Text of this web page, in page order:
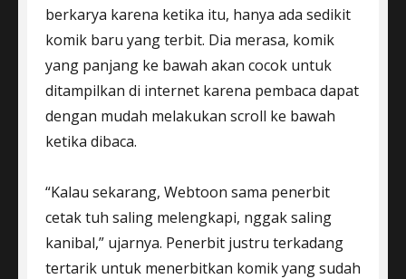
berkarya karena ketika itu, hanya ada sedikit
komik baru yang terbit. Dia merasa, komik
yang panjang ke bawah akan cocok untuk
ditampilkan di internet karena pembaca dapat
dengan mudah melakukan scroll ke bawah
ketika dibaca.
“Kalau sekarang, Webtoon sama penerbit
cetak tuh saling melengkapi, nggak saling
kanibal,” ujarnya. Penerbit justru terkadang
tertarik untuk menerbitkan komik yang sudah